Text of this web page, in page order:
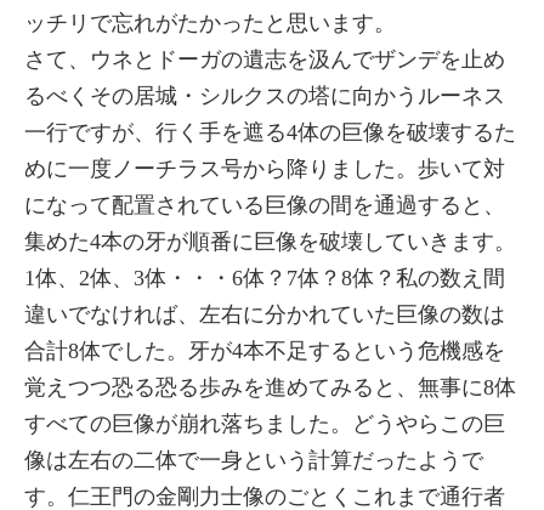
ッチリで忘れがたかったと思います。
さて、ウネとドーガの遺志を汲んでザンデを止め
るべくその居城・シルクスの塔に向かうルーネス
一行ですが、行く手を遮る4体の巨像を破壊するた
めに一度ノーチラス号から降りました。歩いて対
になって配置されている巨像の間を通過すると、
集めた4本の牙が順番に巨像を破壊していきます。
1体、2体、3体・・・6体？7体？8体？私の数え間
違いでなければ、左右に分かれていた巨像の数は
合計8体でした。牙が4本不足するという危機感を
覚えつつ恐る恐る歩みを進めてみると、無事に8体
すべての巨像が崩れ落ちました。どうやらこの巨
像は左右の二体で一身という計算だったようで
す。仁王門の金剛力士像のごとくこれまで通行者